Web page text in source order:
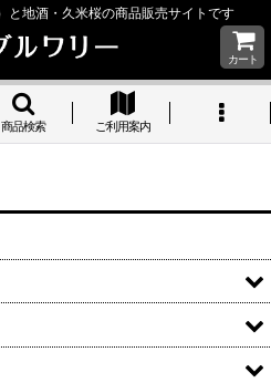
と地酒・久米桜の商品販売サイトです
カート
商品検索 ご利用案内